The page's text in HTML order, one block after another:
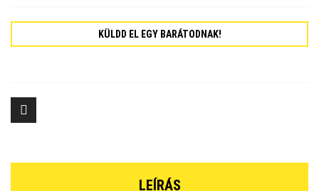
KÜLDD EL EGY BARÁTODNAK!
LEÍRÁS